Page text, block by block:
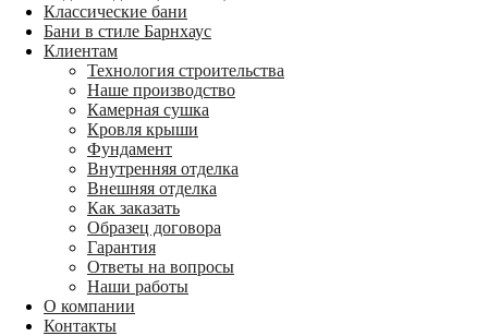
Классические бани
Бани в стиле Барнхаус
Клиентам
Технология строительства
Наше производство
Камерная сушка
Кровля крыши
Фундамент
Внутренняя отделка
Внешняя отделка
Как заказать
Образец договора
Гарантия
Ответы на вопросы
Наши работы
О компании
Контакты